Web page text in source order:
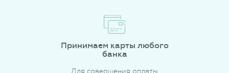
Принимаем карты любого
банка
Для совершения оплаты